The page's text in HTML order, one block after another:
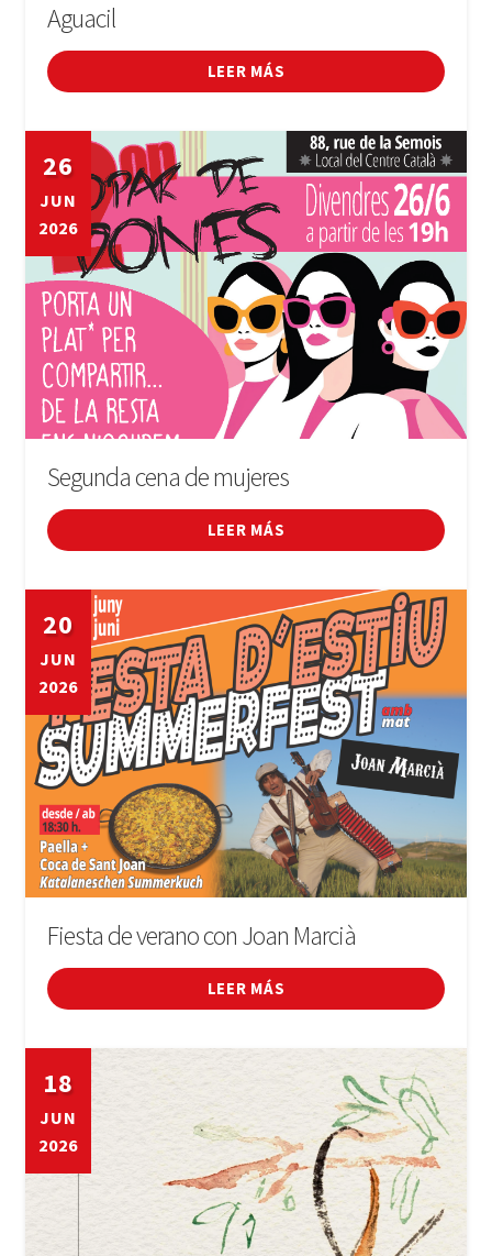
Aguacil
LEER MÁS
26
JUN
2026
Segunda cena de mujeres
LEER MÁS
20
JUN
2026
Fiesta de verano con Joan Marcià
LEER MÁS
18
JUN
2026